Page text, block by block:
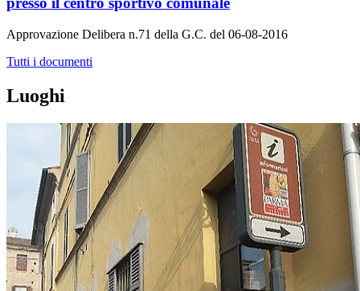
Approvazione Delibera n.71 della G.C. del 06-08-2016
Tutti i documenti
Luoghi